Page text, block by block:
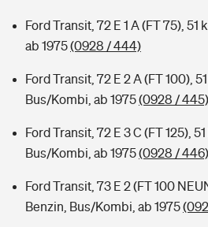
Ford Transit, 72 E 1 A (FT 75), 51
ab 1975(0928 / 444)
Ford Transit, 72 E 2 A (FT 100),
Bus/Kombi, ab 1975(0928 / 445)
Ford Transit, 72 E 3 C (FT 125),
Bus/Kombi, ab 1975(0928 / 446)
Ford Transit, 73 E 2 (FT 100
Benzin, Bus/Kombi, ab 1975